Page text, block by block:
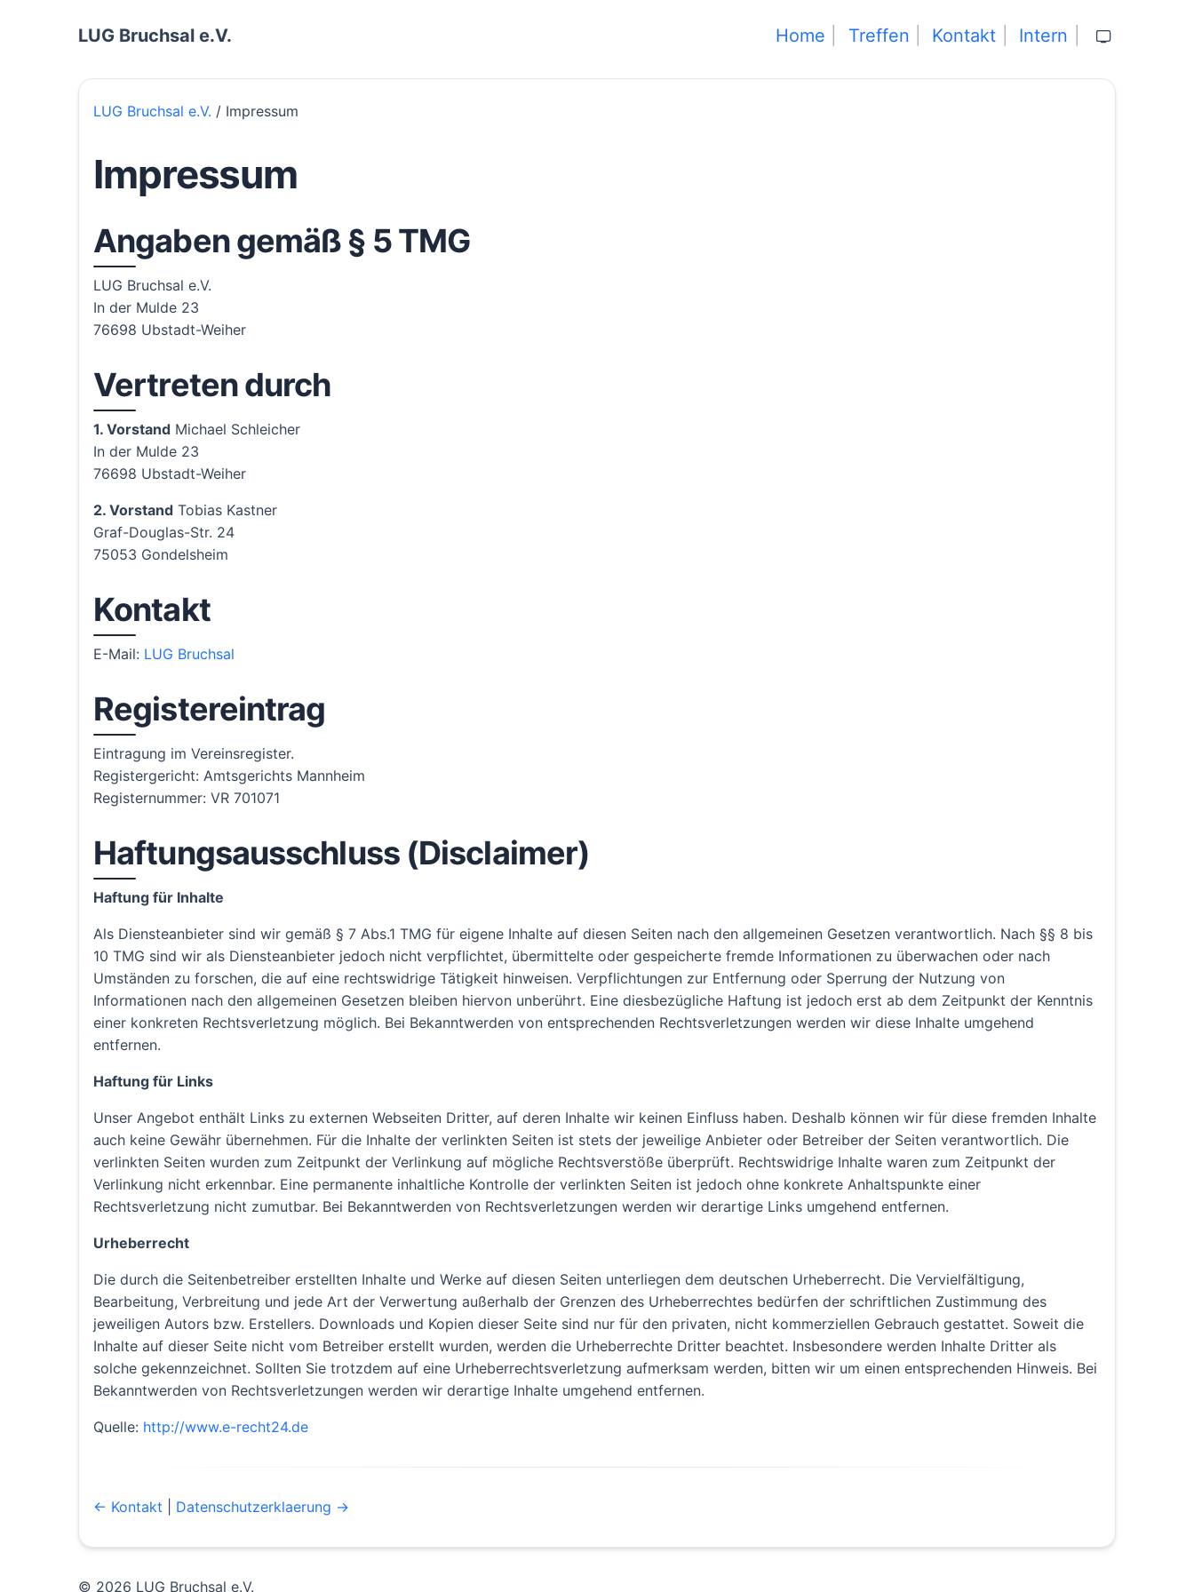
LUG Bruchsal e.V. Home Treffen Kontakt Intern
LUG Bruchsal e.V. / Impressum
Impressum
Angaben gemäß § 5 TMG
LUG Bruchsal e.V.
In der Mulde 23
76698 Ubstadt-Weiher
Vertreten durch
1. Vorstand Michael Schleicher
In der Mulde 23
76698 Ubstadt-Weiher
2. Vorstand Tobias Kastner
Graf-Douglas-Str. 24
75053 Gondelsheim
Kontakt
E-Mail: LUG Bruchsal
Registereintrag
Eintragung im Vereinsregister.
Registergericht: Amtsgerichts Mannheim
Registernummer: VR 701071
Haftungsausschluss (Disclaimer)
Haftung für Inhalte
Als Diensteanbieter sind wir gemäß § 7 Abs.1 TMG für eigene Inhalte auf diesen Seiten nach den allgemeinen Gesetzen verantwortlich. Nach §§ 8 bis
10 TMG sind wir als Diensteanbieter jedoch nicht verpflichtet, übermittelte oder gespeicherte fremde Informationen zu überwachen oder nach
Umständen zu forschen, die auf eine rechtswidrige Tätigkeit hinweisen. Verpflichtungen zur Entfernung oder Sperrung der Nutzung von
Informationen nach den allgemeinen Gesetzen bleiben hiervon unberührt. Eine diesbezügliche Haftung ist jedoch erst ab dem Zeitpunkt der Kenntnis
einer konkreten Rechtsverletzung möglich. Bei Bekanntwerden von entsprechenden Rechtsverletzungen werden wir diese Inhalte umgehend
entfernen.
Haftung für Links
Unser Angebot enthält Links zu externen Webseiten Dritter, auf deren Inhalte wir keinen Einfluss haben. Deshalb können wir für diese fremden Inhalte
auch keine Gewähr übernehmen. Für die Inhalte der verlinkten Seiten ist stets der jeweilige Anbieter oder Betreiber der Seiten verantwortlich. Die
verlinkten Seiten wurden zum Zeitpunkt der Verlinkung auf mögliche Rechtsverstöße überprüft. Rechtswidrige Inhalte waren zum Zeitpunkt der
Verlinkung nicht erkennbar. Eine permanente inhaltliche Kontrolle der verlinkten Seiten ist jedoch ohne konkrete Anhaltspunkte einer
Rechtsverletzung nicht zumutbar. Bei Bekanntwerden von Rechtsverletzungen werden wir derartige Links umgehend entfernen.
Urheberrecht
Die durch die Seitenbetreiber erstellten Inhalte und Werke auf diesen Seiten unterliegen dem deutschen Urheberrecht. Die Vervielfältigung,
Bearbeitung, Verbreitung und jede Art der Verwertung außerhalb der Grenzen des Urheberrechtes bedürfen der schriftlichen Zustimmung des
jeweiligen Autors bzw. Erstellers. Downloads und Kopien dieser Seite sind nur für den privaten, nicht kommerziellen Gebrauch gestattet. Soweit die
Inhalte auf dieser Seite nicht vom Betreiber erstellt wurden, werden die Urheberrechte Dritter beachtet. Insbesondere werden Inhalte Dritter als
solche gekennzeichnet. Sollten Sie trotzdem auf eine Urheberrechtsverletzung aufmerksam werden, bitten wir um einen entsprechenden Hinweis. Bei
Bekanntwerden von Rechtsverletzungen werden wir derartige Inhalte umgehend entfernen.
Quelle: http://www.e-recht24.de
← Kontakt Datenschutzerklaerung →
© 2026 LUG Bruchsal e.V.